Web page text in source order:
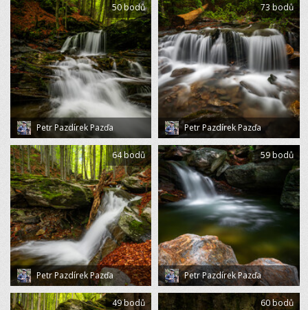
Petr Pazdírek Pazďa
50 bodů
Petr Pazdírek Pazďa
73 bodů
Petr Pazdírek Pazďa
64 bodů
Petr Pazdírek Pazďa
59 bodů
49 bodů 60 bodů